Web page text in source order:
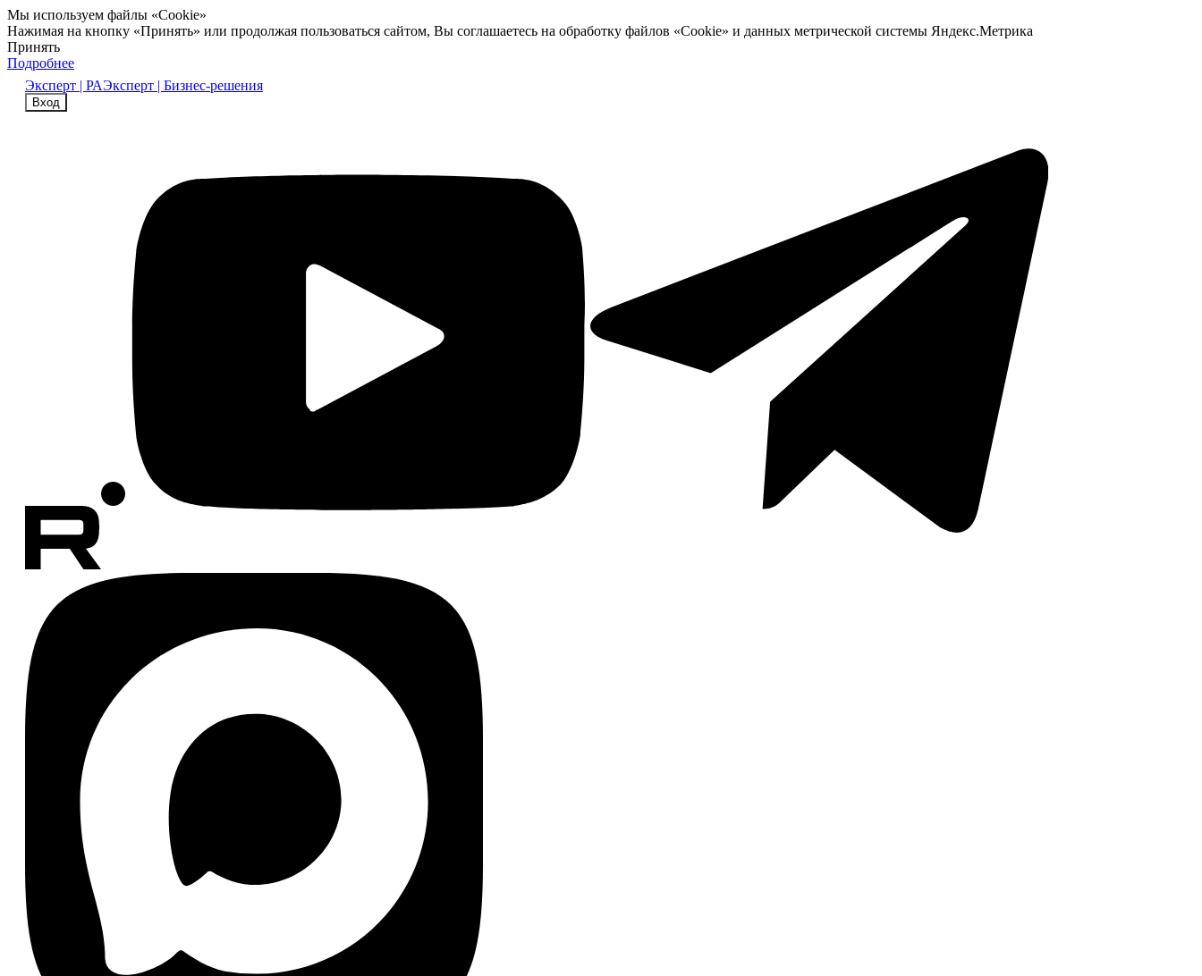
Мы используем файлы «Cookie»
Нажимая на кнопку «Принять» или продолжая пользоваться сайтом, Вы соглашаетесь на обработку файлов «Cookie» и данных метрической системы Яндекс.Метрика
Принять
Подробнее
Эксперт | РАЭксперт | Бизнес-решения
Вход